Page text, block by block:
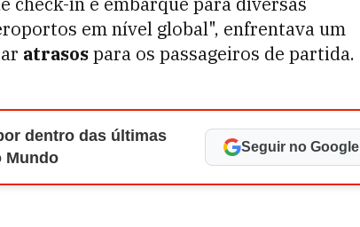
em nível global", enfrentava um
atrasospara os passageiros de partida.
dentro das últimas
Mundo
Seguir no Google